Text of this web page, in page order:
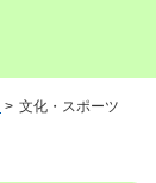
> 文化・スポーツ